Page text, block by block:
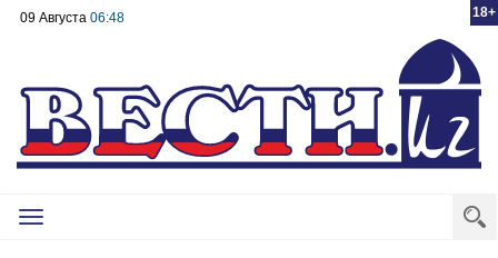
18+
09 Августа 06:48
Toggle